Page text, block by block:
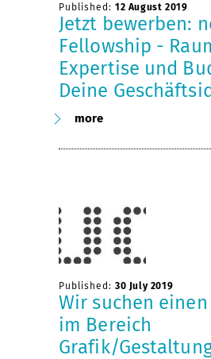
Published: 12 August 2019
Jetzt bewerben:
Fellowship -
Expertise und
Deine
more
Published: 30 July 2019
Wir suchen einen
im Bereich
Grafik/